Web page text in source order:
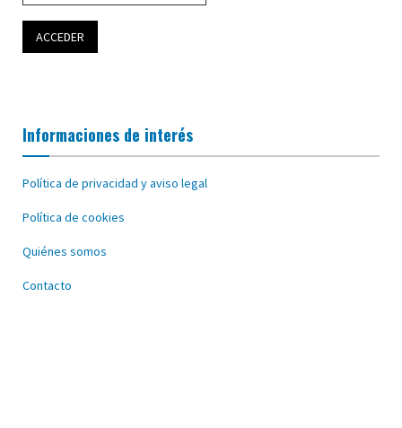
Informaciones de interés
Política de privacidad y aviso legal
Política de cookies
Quiénes somos
Contacto